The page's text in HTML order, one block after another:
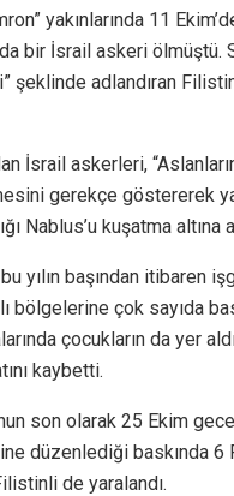
yakınlarında 11
bir İsrail askeri ölmüştü.
şeklinde adlandıran
İsrail askerleri,
gerekçe göstererek
Nablus’u kuşatma altına
yılın başından itibaren
bölgelerine çok sayıda
çocukların da yer
kaybetti.
son olarak 25 Ekim
düzenlediği baskında 6
de yaralandı.